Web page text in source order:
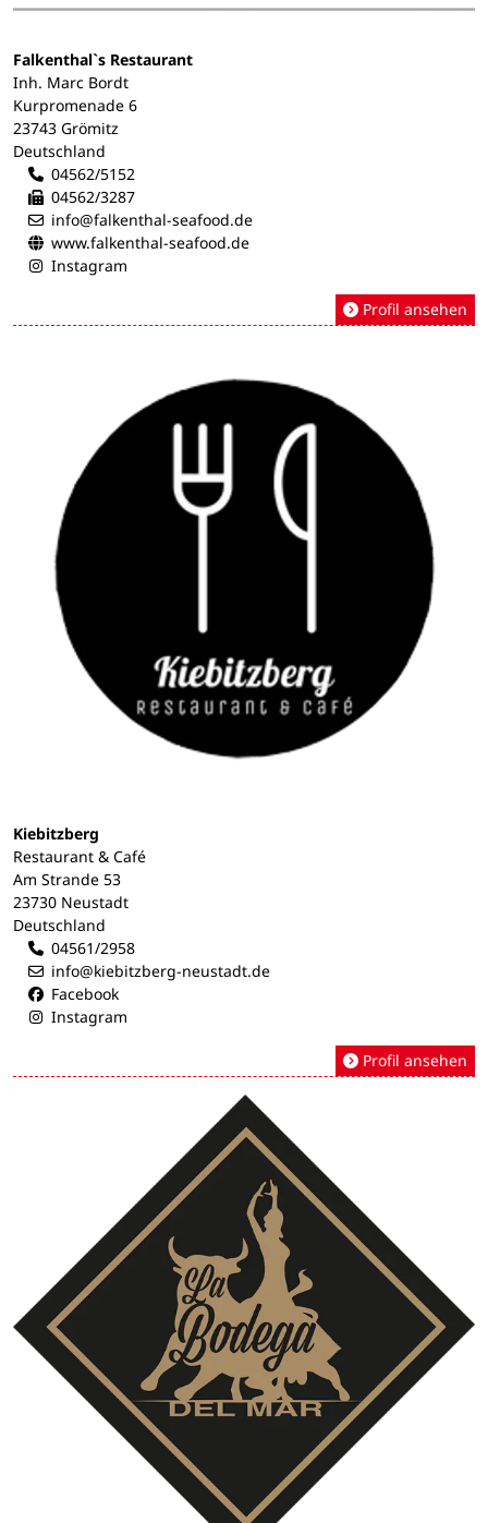
Falkenthal`s Restaurant
Inh. Marc Bordt
Kurpromenade 6
23743 Grömitz
Deutschland
04562/5152
04562/3287
info@falkenthal-seafood.de
www.falkenthal-seafood.de
Instagram
Profil ansehen
Kiebitzberg
Restaurant & Café
Am Strande 53
23730 Neustadt
Deutschland
04561/2958
info@kiebitzberg-neustadt.de
Facebook
Instagram
Profil ansehen